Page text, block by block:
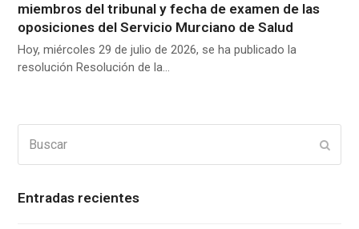
miembros del tribunal y fecha de examen de las
oposiciones del Servicio Murciano de Salud
Hoy, miércoles 29 de julio de 2026, se ha publicado la
resolución Resolución de la…
Entradas recientes